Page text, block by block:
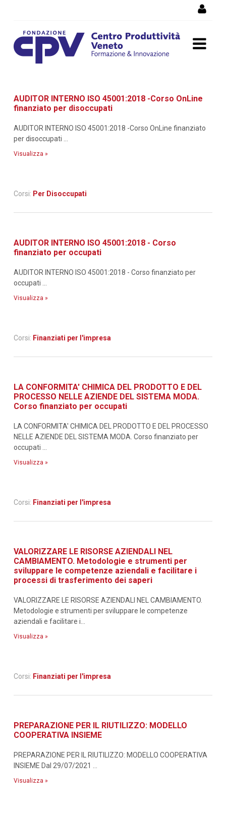
formazione
AUDITOR INTERNO ISO 45001:2018 -Corso OnLine
finanziato per disoccupati
AUDITOR INTERNO ISO 45001:2018 -Corso OnLine finanziato
per disoccupati ...
Visualizza »
Corsi: Per Disoccupati
AUDITOR INTERNO ISO 45001:2018 - Corso
finanziato per occupati
AUDITOR INTERNO ISO 45001:2018 - Corso finanziato per
occupati ...
Visualizza »
Corsi: Finanziati per l'impresa
LA CONFORMITA' CHIMICA DEL PRODOTTO E DEL
PROCESSO NELLE AZIENDE DEL SISTEMA MODA.
Corso finanziato per occupati
LA CONFORMITA' CHIMICA DEL PRODOTTO E DEL PROCESSO
NELLE AZIENDE DEL SISTEMA MODA. Corso finanziato per
occupati ...
Visualizza »
Corsi: Finanziati per l'impresa
VALORIZZARE LE RISORSE AZIENDALI NEL
CAMBIAMENTO. Metodologie e strumenti per
sviluppare le competenze aziendali e facilitare i
processi di trasferimento dei saperi
VALORIZZARE LE RISORSE AZIENDALI NEL CAMBIAMENTO.
Metodologie e strumenti per sviluppare le competenze
aziendali e facilitare i...
Visualizza »
Corsi: Finanziati per l'impresa
PREPARAZIONE PER IL RIUTILIZZO: MODELLO
COOPERATIVA INSIEME
PREPARAZIONE PER IL RIUTILIZZO: MODELLO COOPERATIVA
INSIEME Dal 29/07/2021 ...
Visualizza »